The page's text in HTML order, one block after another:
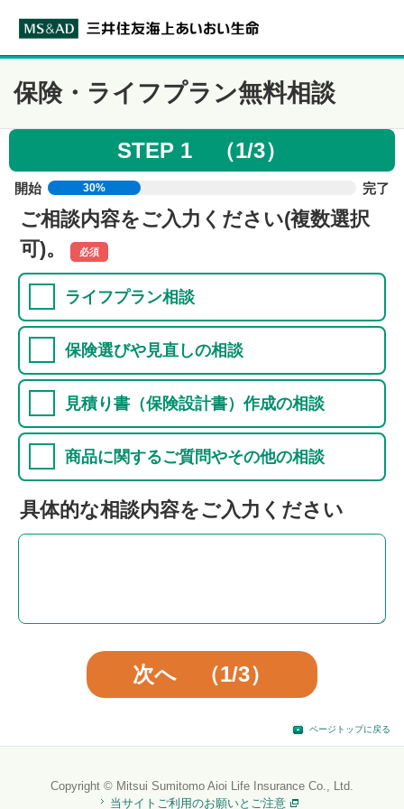
保険・ライフプラン無料相談
STEP 1 （1/3）
開始 30% 完了
ご相談内容をご入力ください(複数選択
可)。
必須
ライフプラン相談
保険選びや見直しの相談
見積り書（保険設計書）作成の相談
商品に関するご質問やその他の相談
具体的な相談内容をご入力ください
次へ （1/3）
ページトップに戻る
Copyright © Mitsui Sumitomo Aioi Life Insurance Co., Ltd.
当サイトご利用のお願いとご注意